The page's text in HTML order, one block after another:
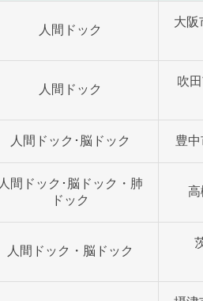
人間ドック
大阪
人間ドック
吹
人間ドック･脳ドック 豊
人間ドック･脳ドック・肺
ドック
高
人間ドック・脳ドック